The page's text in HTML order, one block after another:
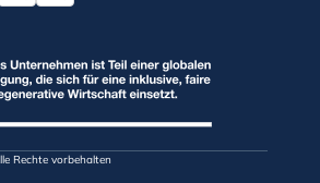
Rechte vorbehalten